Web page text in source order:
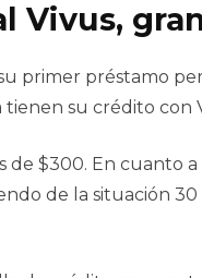
Vivus,
primer préstamo
tienen su crédito
$300. En cuanto
de la situación